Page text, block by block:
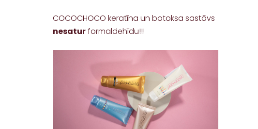
COCOCHOCO keratīna un botoksa sastāvs
nesaturformaldehīdu!!!